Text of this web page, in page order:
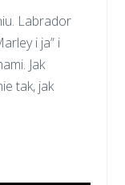
Labrador
i ja” i
Jak
tak, jak